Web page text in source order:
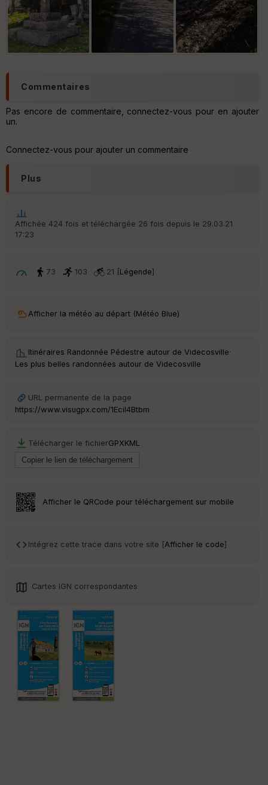
Commentaires
Pas encore de commentaire, connectez-vous pour en ajouter
un.
Connectez-vous pour ajouter un commentaire
Plus
Affichée 424 fois et téléchargée 26 fois depuis le 29.03.21
17:23
73 103 21 [Légende]
Afficher la météo au départ (Météo Blue)
Itinéraires Randonnée Pédestre autour de Videcosville·
Les plus belles randonnées autour de Videcosville
URL permanente de la page
https://www.visugpx.com/1EciI4Btbm
Télécharger le fichierGPXKML
Afficher le QRCode pour téléchargement sur mobile
Intégrez cette trace dans votre site [Afficher le code]
Cartes IGN correspondantes